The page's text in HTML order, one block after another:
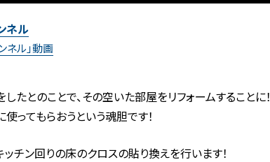
ネル
ネル」動画
たとのことで、その空いた部屋をリフォームすることに！
ってもらおうという魂胆です！
チン回りの床のクロスの貼り換えを行います！